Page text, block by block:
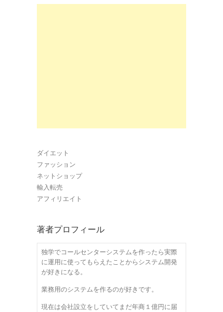
ダイエット
ファッション
ネットショップ
輸入転売
アフィリエイト
著者プロフィール
独学でコールセンターシステムを作ったら実際
に運用に使ってもらえたことからシステム開発
が好きになる。
業務用のシステムを作るのが好きです。
現在は会社設立をしていてまだ年商１億円に届